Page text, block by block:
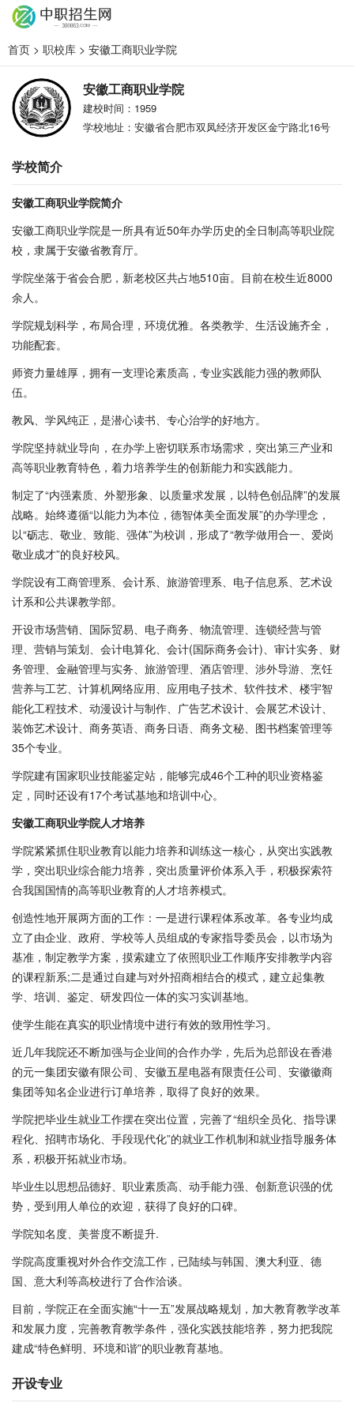
首页 > 职校库 > 安徽工商职业学院
安徽工商职业学院
建校时间：1959
学校地址：安徽省合肥市双凤经济开发区金宁路北16号
学校简介
安徽工商职业学院简介
安徽工商职业学院是一所具有近50年办学历史的全日制高等职业院
校，隶属于安徽省教育厅。
学院坐落于省会合肥，新老校区共占地510亩。目前在校生近8000
余人。
学院规划科学，布局合理，环境优雅。各类教学、生活设施齐全，
功能配套。
师资力量雄厚，拥有一支理论素质高，专业实践能力强的教师队
伍。
教风、学风纯正，是潜心读书、专心治学的好地方。
学院坚持就业导向，在办学上密切联系市场需求，突出第三产业和
高等职业教育特色，着力培养学生的创新能力和实践能力。
制定了“内强素质、外塑形象、以质量求发展，以特色创品牌”的发展
战略。始终遵循“以能力为本位，德智体美全面发展”的办学理念，
以“砺志、敬业、致能、强体”为校训，形成了“教学做用合一、爱岗
敬业成才”的良好校风。
学院设有工商管理系、会计系、旅游管理系、电子信息系、艺术设
计系和公共课教学部。
开设市场营销、国际贸易、电子商务、物流管理、连锁经营与管
理、营销与策划、会计电算化、会计(国际商务会计)、审计实务、财
务管理、金融管理与实务、旅游管理、酒店管理、涉外导游、烹饪
营养与工艺、计算机网络应用、应用电子技术、软件技术、楼宇智
能化工程技术、动漫设计与制作、广告艺术设计、会展艺术设计、
装饰艺术设计、商务英语、商务日语、商务文秘、图书档案管理等
35个专业。
学院建有国家职业技能鉴定站，能够完成46个工种的职业资格鉴
定，同时还设有17个考试基地和培训中心。
安徽工商职业学院人才培养
学院紧紧抓住职业教育以能力培养和训练这一核心，从突出实践教
学，突出职业综合能力培养，突出质量评价体系入手，积极探索符
合我国国情的高等职业教育的人才培养模式。
创造性地开展两方面的工作：一是进行课程体系改革。各专业均成
立了由企业、政府、学校等人员组成的专家指导委员会，以市场为
基准，制定教学方案，摸索建立了依照职业工作顺序安排教学内容
的课程新系;二是通过自建与对外招商相结合的模式，建立起集教
学、培训、鉴定、研发四位一体的实习实训基地。
使学生能在真实的职业情境中进行有效的致用性学习。
近几年我院还不断加强与企业间的合作办学，先后为总部设在香港
的元一集团安徽有限公司、安徽五星电器有限责任公司、安徽徽商
集团等知名企业进行订单培养，取得了良好的效果。
学院把毕业生就业工作摆在突出位置，完善了“组织全员化、指导课
程化、招聘市场化、手段现代化”的就业工作机制和就业指导服务体
系，积极开拓就业市场。
毕业生以思想品德好、职业素质高、动手能力强、创新意识强的优
势，受到用人单位的欢迎，获得了良好的口碑。
学院知名度、美誉度不断提升.
学院高度重视对外合作交流工作，已陆续与韩国、澳大利亚、德
国、意大利等高校进行了合作洽谈。
目前，学院正在全面实施“十一五”发展战略规划，加大教育教学改革
和发展力度，完善教育教学条件，强化实践技能培养，努力把我院
建成“特色鲜明、环境和谐”的职业教育基地。
开设专业